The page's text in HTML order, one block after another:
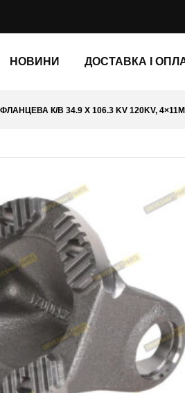
НОВИНИ ДОСТАВКА І
К/В 34.9 X 106.3 KV 120KV,